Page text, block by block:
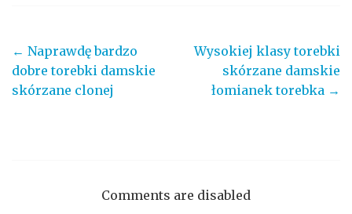
Post navigation
← Naprawdę bardzo
dobre torebki damskie
skórzane clonej
Wysokiej klasy torebki
skórzane damskie
łomianek torebka →
Comments are disabled